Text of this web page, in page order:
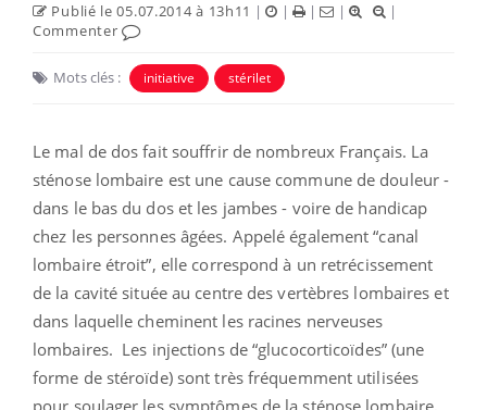
Publié le 05.07.2014 à 13h11 | | | |
|
Commenter
Mots clés : initiative stérilet
Le mal de dos fait souffrir de nombreux Français. La
sténose lombaire est une cause commune de douleur -
dans le bas du dos et les jambes - voire de handicap
chez les personnes âgées. Appelé également “canal
lombaire étroit”, elle correspond à un retrécissement
de la cavité située au centre des vertèbres lombaires et
dans laquelle cheminent les racines nerveuses
lombaires. Les injections de “glucocorticoïdes” (une
forme de stéroïde) sont très fréquemment utilisées